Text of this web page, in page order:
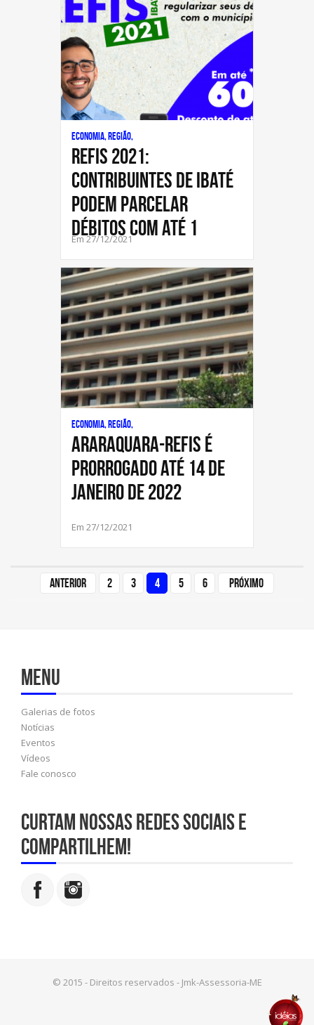
Economia, Região,
REFIS 2021:
contribuintes de Ibaté
podem parcelar
débitos com até 1
Em 27/12/2021
Economia, Região,
ARARAQUARA-Refis é
prorrogado até 14 de
janeiro de 2022
Em 27/12/2021
Anterior 2 3 4 5 6 Próximo
Menu
Galerias de fotos
Notícias
Eventos
Vídeos
Fale conosco
Curtam nossas redes sociais e
compartilhem!
© 2015 - Direitos reservados - Jmk-Assessoria-ME